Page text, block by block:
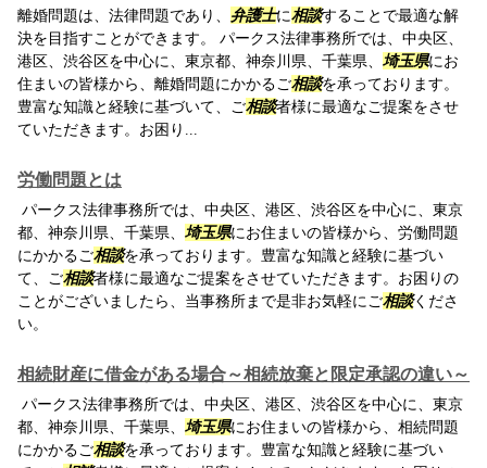
離婚問題は、法律問題であり、 弁護士に相談することで最適な解
決を目指すことができます。 パークス法律事務所では、中央区、
港区、渋谷区を中心に、東京都、神奈川県、千葉県、 埼玉県にお
住まいの皆様から、離婚問題にかかるご相談を承っております。
豊富な知識と経験に基づいて、ご相談者様に最適なご提案をさせ
ていただきます。お困り...
労働問題とは
パークス法律事務所では、中央区、港区、渋谷区を中心に、東京
都、神奈川県、千葉県、 埼玉県にお住まいの皆様から、労働問題
にかかるご相談を承っております。豊富な知識と経験に基づい
て、ご相談者様に最適なご提案をさせていただきます。お困りの
ことがございましたら、当事務所まで是非お気軽にご相談くださ
い。
相続財産に借金がある場合～相続放棄と限定承認の違い～
パークス法律事務所では、中央区、港区、渋谷区を中心に、東京
都、神奈川県、千葉県、 埼玉県にお住まいの皆様から、相続問題
にかかるご相談を承っております。豊富な知識と経験に基づい